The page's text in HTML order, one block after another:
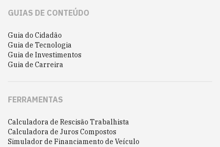
GUIAS DE CONTEÚDO
Guia do Cidadão
Guia de Tecnologia
Guia de Investimentos
Guia de Carreira
FERRAMENTAS
Calculadora de Rescisão Trabalhista
Calculadora de Juros Compostos
Simulador de Financiamento de Veículo